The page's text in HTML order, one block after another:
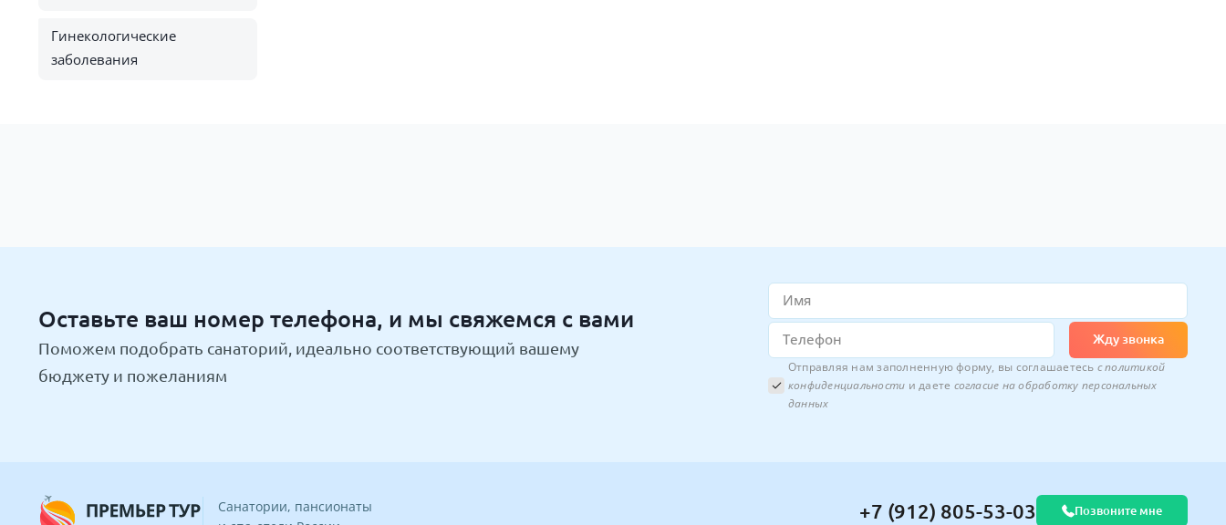
Гинекологические
заболевания
Оставьте ваш номер телефона, и мы свяжемся с вами
Поможем подобрать санаторий, идеально соответствующий вашему
бюджету и пожеланиям
Жду звонка
Отправляя нам заполненную форму, вы соглашаетесь сполитикой
конфиденциальности и даете согласие на обработку персональных
данных
Санатории, пансионаты
+7 (912) 805-53-03 Позвоните мне